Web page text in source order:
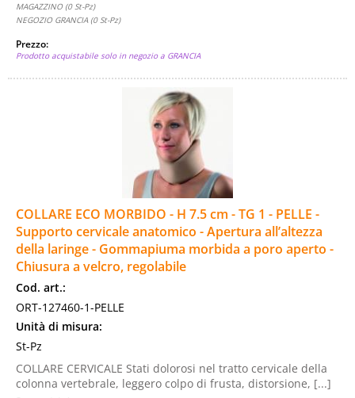
MAGAZZINO (0 St-Pz)
NEGOZIO GRANCIA (0 St-Pz)
Prezzo:
Prodotto acquistabile solo in negozio a GRANCIA
COLLARE ECO MORBIDO - H 7.5 cm - TG 1 - PELLE -
Supporto cervicale anatomico - Apertura all’altezza
della laringe - Gommapiuma morbida a poro aperto -
Chiusura a velcro, regolabile
Cod. art.:
ORT-127460-1-PELLE
Unità di misura:
St-Pz
COLLARE CERVICALE Stati dolorosi nel tratto cervicale della
colonna vertebrale, leggero colpo di frusta, distorsione, [...]